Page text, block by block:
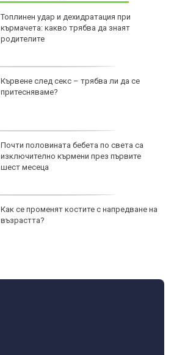
Топлинен удар и дехидратация при
кърмачета: какво трябва да знаят
родителите
Кървене след секс – трябва ли да се
притесняваме?
Почти половината бебета по света са
изключително кърмени през първите
шест месеца
Как се променят костите с напредване на
възрастта?